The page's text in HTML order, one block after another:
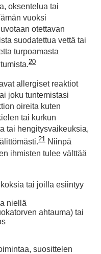
oksentelua tai
vuoksi
otettavan
suodatettua vettä tai
turpoamasta
20
allergiset reaktiot
joku tuntemistasi
oireita kuten
tai kurkun
tai hengitysvaikeuksia,
21 Niinpä
ihmisten tulee välttää
tai joilla esiintyy
niellä
ahtauma) tai
suosittelen